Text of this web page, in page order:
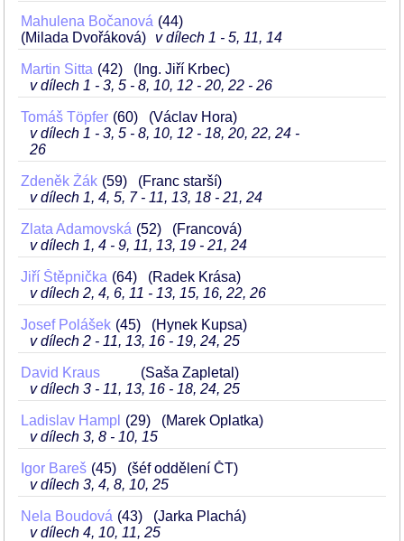
Mahulena Bočanová
44
(Milada Dvořáková)
v dílech 1 - 5, 11, 14
Martin Sitta 42
(Ing. Jiří Krbec)
v dílech 1 - 3, 5 - 8, 10, 12 - 20, 22 - 26
Tomáš Töpfer 60
(Václav Hora)
v dílech 1 - 3, 5 - 8, 10, 12 - 18, 20, 22, 24 -
26
Zdeněk Žák 59
(Franc starší)
v dílech 1, 4, 5, 7 - 11, 13, 18 - 21, 24
Zlata Adamovská 52
(Francová)
v dílech 1, 4 - 9, 11, 13, 19 - 21, 24
Jiří Štěpnička 64
(Radek Krása)
v dílech 2, 4, 6, 11 - 13, 15, 16, 22, 26
Josef Polášek 45
(Hynek Kupsa)
v dílech 2 - 11, 13, 16 - 19, 24, 25
David Kraus
(Saša Zapletal)
v dílech 3 - 11, 13, 16 - 18, 24, 25
Ladislav Hampl 29
(Marek Oplatka)
v dílech 3, 8 - 10, 15
Igor Bareš 45
(šéf oddělení ČT)
v dílech 3, 4, 8, 10, 25
Nela Boudová 43
(Jarka Plachá)
v dílech 4, 10, 11, 25